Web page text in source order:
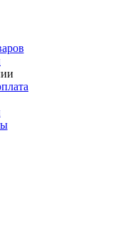
детских площадок